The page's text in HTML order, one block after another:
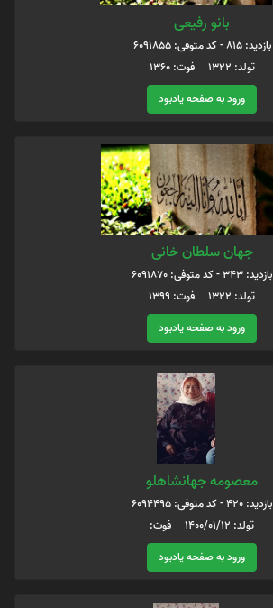
بانو رفیعی
بازدید: 815 - کد متوفی: 6091855
تولد: 1322 فوت: 1360
ورود به صفحه یادبود
جهان سلطان خانی
بازدید: 343 - کد متوفی: 6091870
تولد: 1322 فوت: 1399
ورود به صفحه یادبود
معصومه جهانشاهلو
بازدید: 420 - کد متوفی: 6094495
تولد: ۱۴۰۰/۰۱/۱۲ فوت:
ورود به صفحه یادبود